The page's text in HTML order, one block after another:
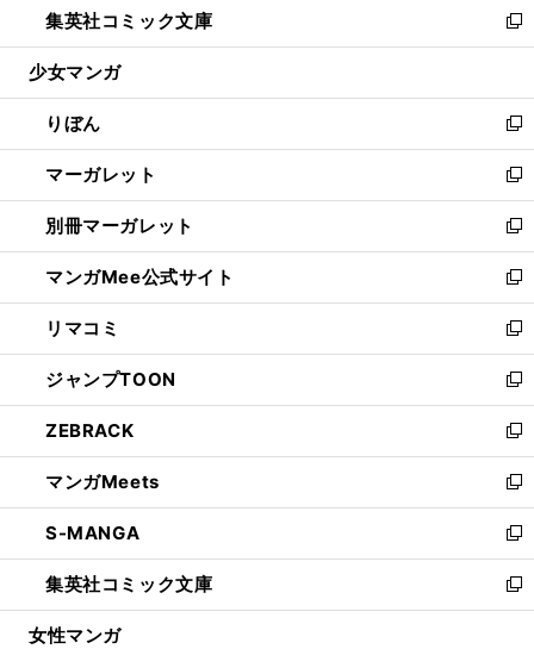
く
で
開
ド
ウ
開
く
ィ
ン
ウ
で
開
く
い
ウ
ン
ド
ウ
で
開
く
集英社コミック文庫
新
し
ウ
ィ
ン
ド
ウ
で
開
く
少女マンガ
りぼん
新
し
い
ウ
ィ
ン
ド
ウ
で
開
く
マーガレット
新
し
い
ウ
ィ
ン
ド
ウ
で
開
く
別冊マーガレット
新
し
い
ウ
ィ
ン
ド
ウ
で
開
く
マンガMee公式サイト
新
し
い
ウ
ィ
ン
ド
ウ
で
開
く
リマコミ
新
し
い
ウ
ィ
ン
ド
ウ
で
開
く
ジャンプTOON
新
し
い
ウ
ィ
ン
ド
ウ
で
開
ZEBRACK
新
し
い
ウ
ィ
ン
ド
ウ
マンガMeets
新
し
い
ウ
ィ
ン
S-MANGA
新
し
い
ウ
集英社コミック文庫
新
し
女性マンガ